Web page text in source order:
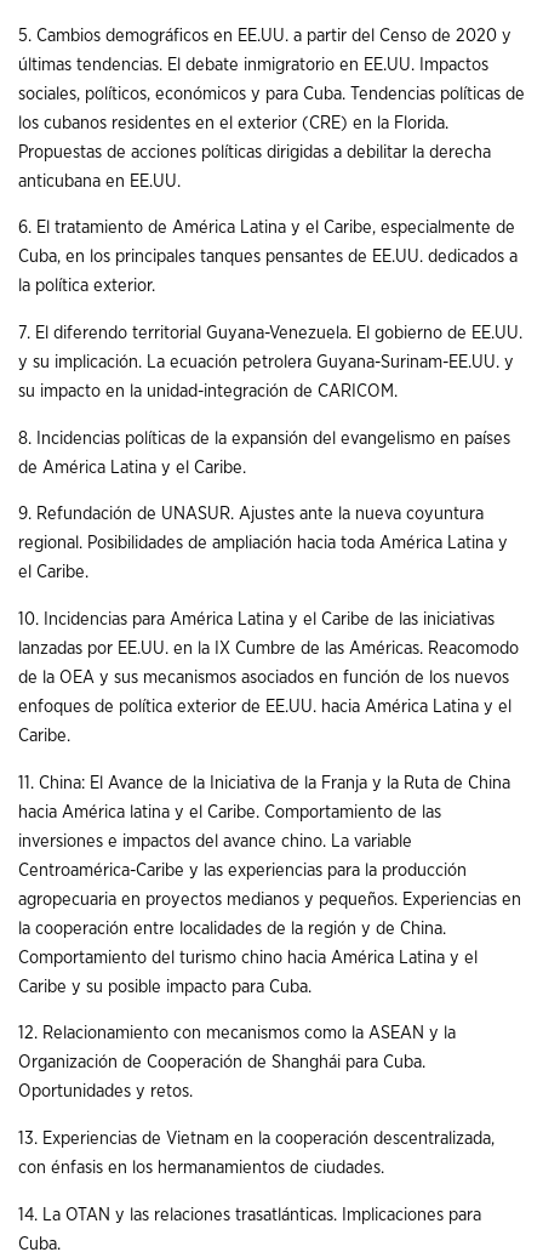
5. Cambios demográficos en EE.UU. a partir del Censo de 2020 y
últimas tendencias. El debate inmigratorio en EE.UU. Impactos
sociales, políticos, económicos y para Cuba. Tendencias políticas de
los cubanos residentes en el exterior (CRE) en la Florida.
Propuestas de acciones políticas dirigidas a debilitar la derecha
anticubana en EE.UU.
6. El tratamiento de América Latina y el Caribe, especialmente de
Cuba, en los principales tanques pensantes de EE.UU. dedicados a
la política exterior.
7. El diferendo territorial Guyana-Venezuela. El gobierno de EE.UU.
y su implicación. La ecuación petrolera Guyana-Surinam-EE.UU. y
su impacto en la unidad-integración de CARICOM.
8. Incidencias políticas de la expansión del evangelismo en países
de América Latina y el Caribe.
9. Refundación de UNASUR. Ajustes ante la nueva coyuntura
regional. Posibilidades de ampliación hacia toda América Latina y
el Caribe.
10. Incidencias para América Latina y el Caribe de las iniciativas
lanzadas por EE.UU. en la IX Cumbre de las Américas. Reacomodo
de la OEA y sus mecanismos asociados en función de los nuevos
enfoques de política exterior de EE.UU. hacia América Latina y el
Caribe.
11. China: El Avance de la Iniciativa de la Franja y la Ruta de China
hacia América latina y el Caribe. Comportamiento de las
inversiones e impactos del avance chino. La variable
Centroamérica-Caribe y las experiencias para la producción
agropecuaria en proyectos medianos y pequeños. Experiencias en
la cooperación entre localidades de la región y de China.
Comportamiento del turismo chino hacia América Latina y el
Caribe y su posible impacto para Cuba.
12. Relacionamiento con mecanismos como la ASEAN y la
Organización de Cooperación de Shanghái para Cuba.
Oportunidades y retos.
13. Experiencias de Vietnam en la cooperación descentralizada,
con énfasis en los hermanamientos de ciudades.
14. La OTAN y las relaciones trasatlánticas. Implicaciones para
Cuba.